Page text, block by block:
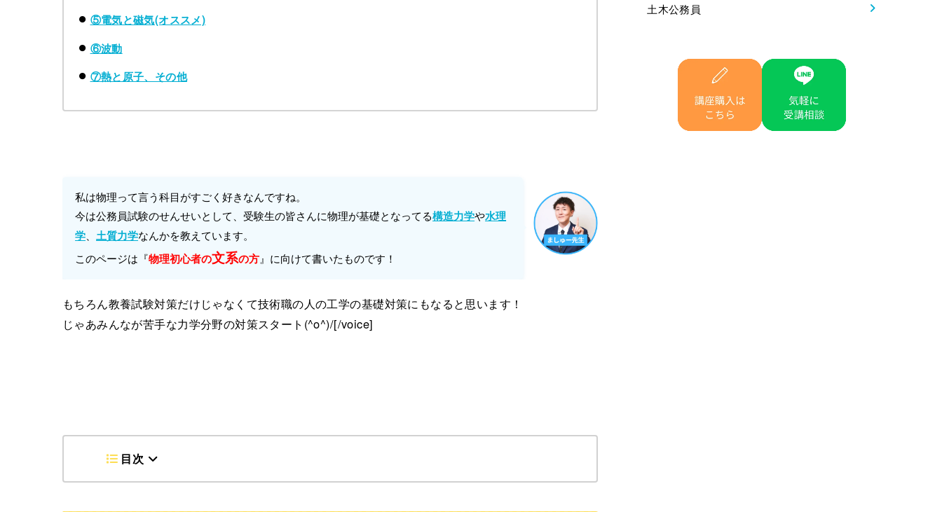
⑤電気と磁気(オススメ)
⑥波動
⑦熱と原子、その他
私は物理って言う科目がすごく好きなんですね。
今は公務員試験のせんせいとして、受験生の皆さんに物理が基礎となってる構造力学や水理
学
土質力学なんかを教えています。
このページは『物理初心者の文系の方 』に向けて書いたものです！
もちろん教養試験対策だけじゃなくて技術職の人の工学の基礎対策にもなると思います！
じゃあみんなが苦手な力学分野の対策スタート(^o^)/[/voice]
目次
土木公務員